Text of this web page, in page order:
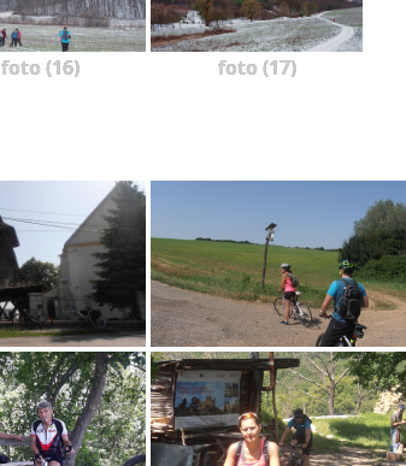
foto (16) foto (17)